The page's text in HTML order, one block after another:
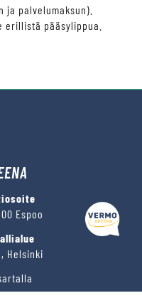
tai raveista
palvelumaksun).
pääsylippua.
Espoo
Helsinki